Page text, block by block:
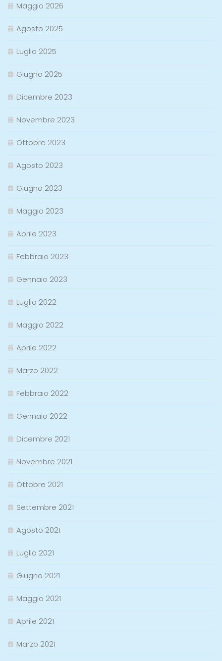
Maggio 2026
Agosto 2025
Luglio 2025
Giugno 2025
Dicembre 2023
Novembre 2023
Ottobre 2023
Agosto 2023
Giugno 2023
Maggio 2023
Aprile 2023
Febbraio 2023
Gennaio 2023
Luglio 2022
Maggio 2022
Aprile 2022
Marzo 2022
Febbraio 2022
Gennaio 2022
Dicembre 2021
Novembre 2021
Ottobre 2021
Settembre 2021
Agosto 2021
Luglio 2021
Giugno 2021
Maggio 2021
Aprile 2021
Marzo 2021